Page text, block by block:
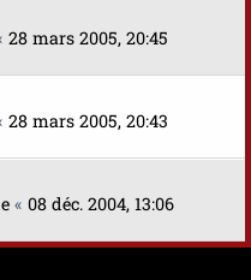
28 mars 2005, 20:45
28 mars 2005, 20:43
« 08 déc. 2004, 13:06